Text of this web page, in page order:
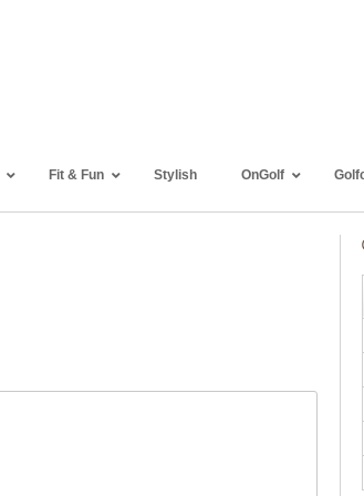
Fit & Fun Stylish OnGolf